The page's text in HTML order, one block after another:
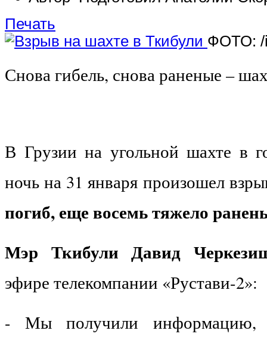
Печать
ФОТО: /
Снова гибель, снова раненые –
В Грузии на угольной шахте в
ночь на 31 января произошел
погиб, еще восемь тяжело
Мэр Ткибули Давид
эфире телекомпании «Рустави-2»:
- Мы получили информацию,